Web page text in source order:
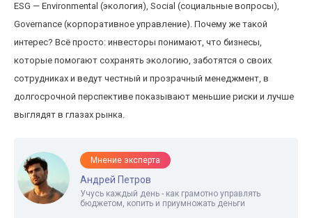
ESG — Environmental (экология), Social (социальные вопросы),
Governance (корпоративное управление). Почему же такой
интерес? Всё просто: инвесторы понимают, что бизнесы,
которые помогают сохранять экологию, заботятся о своих
сотрудниках и ведут честный и прозрачный менеджмент, в
долгосрочной перспективе показывают меньшие риски и лучше
выглядят в глазах рынка.
Мнение эксперта
Андрей Петров
Учусь каждый день - как грамотно управлять
бюджетом, копить и приумножать деньги